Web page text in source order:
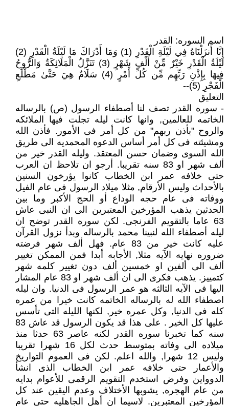
اسم السوره: القدر
إِنَّا أَنزَلْنَاهُ فِي لَيْلَةِ الْقَدْرِ (1) وَمَا أَدْرَاكَ مَا لَيْلَةُ الْقَدْرِ (2)
لَيْلَةُ الْقَدْرِ خَيْرٌ مِّنْ أَلْفِ شَهْرٍ (3) تَنَزَّلُ الْمَلَائِكَةُ وَالرُّوحُ
فِيهَا بِإِذْنِ رَبِّهِم مِّن كُلِّ أَمْرٍ (4) سَلَامٌ هِيَ حَتَّىٰ مَطْلَعِ
الْفَجْرِ (5)--
التعليق
- سوره القدر تصف لنا أصطفاء الرسول (ص) بالرساله
الخاتمه للعالمين, وانها كانت ليله تجلت فيها الملائكه
والروح "بأذن ربهم" من كل أمر فى الأمور. فأذن الله
ومشيئته فى كل أمر أساس الدعوه المحمديه الى طريق
الله السوى وضمان حسن المعتقد. وليله القدر خير من
ألف شهر او 83 سنه تقريبا. أرجو ان تلاحظ ان العرب
حتى خلافه عمر ابن الخطاب كانوا يؤرخون السنين
بالأحداث وليس الأرقام, مثلا ميلاد الرسول فى عام الفيل
ووفاته فى عام حجه الوداع أو الحج الأكبر وما بين
الحدثين يذهب المؤرخين المعتبرين الى ان النبى عاش
63 عاما بالتقويم الفرنجى. لكن سوره القدر توضح ان
ليله أصطفاء الله لنبينا محمد بالرساله وبدأ نزول القرآن
عليه كانت خير من 83 عام. فهل ألف شهر فرضته
ضروره نهايه الآيه مثلا, الأجابه أبدا فمن الممكن تغيير
ألف الى ألفين او خمسين ألف دون تغيير كلمه شهر
كتمييز. يذهب فكرى الى ان ألف شهر او 83 عام المشار
اليها فى الآيه الثالثه هو عمر الرسول فى الدنيا. وان ليله
اصطفاء الله له بالرساله الخاتمه كانت خيرا من عمره
كله فى الدنيا, وكل عمره خير, لكنها الليله التى تأسس
عليها كل الخير . على هذا قد يكون الرسول قد عاش 83
سنه كما تخبرنا سوره القدر لكنه عاصر 63 حدثا منذ
ميلاده الى وفاته بمتوسط حدث لكل 16 شهرا تقريبا
وليس 12 شهرا, والله اعلم. لكن فى العموم التواريخ
والأعمار حتى خلافه عمر ابن الخطاب الذى انشأ
الدوواين وفرض استخدم التقويم الرقمى للأعوام بدايه
من عام الهجره, يشوبها الأختلاف وعدم اليقين عند كل
المؤرخين المعتبرين. لاسيما ان أهل الجاهليه حتى عام